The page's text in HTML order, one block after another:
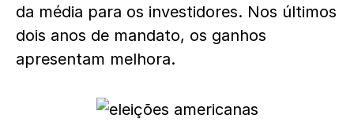
da média para os investidores. Nos últimos
dois anos de mandato, os ganhos
apresentam melhora.